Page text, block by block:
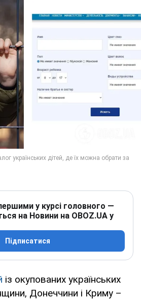
у курсі головного —
на Новини на OBOZ.UA у
Підписатися
із окупованих українських
Донеччини і Криму –